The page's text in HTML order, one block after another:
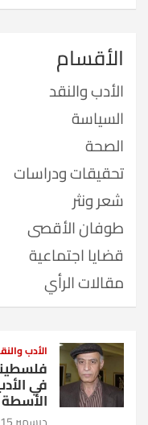
الأقسام
الأدب والنقد
السياسة
الصحة
تحقيقات ودراسات
شعر ونثر
طوفان الأقصى
قضايا اجتماعية
مقالات الرأي
الأدب
في
الأسطة